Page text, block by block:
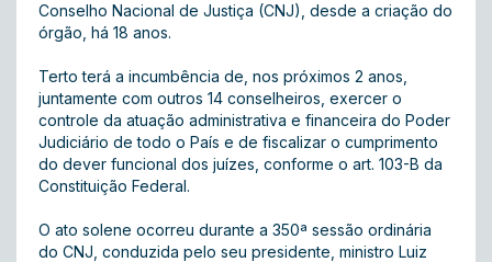
Conselho Nacional de Justiça (CNJ), desde a criação do
órgão, há 18 anos.
Terto terá a incumbência de, nos próximos 2 anos,
juntamente com outros 14 conselheiros, exercer o
controle da atuação administrativa e financeira do Poder
Judiciário de todo o País e de fiscalizar o cumprimento
do dever funcional dos juízes, conforme o art. 103-B da
Constituição Federal.
O ato solene ocorreu durante a 350ª sessão ordinária
do CNJ, conduzida pelo seu presidente, ministro Luiz